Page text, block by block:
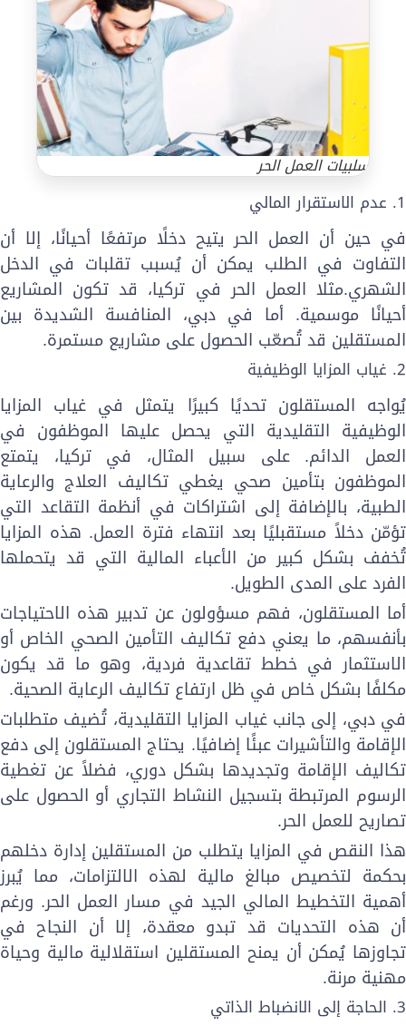
سلبيات العمل الحر
1. عدم الاستقرار المالي
في حين أن العمل الحر يتيح دخلًا مرتفعًا أحيانًا، إلا أن
التفاوت في الطلب يمكن أن يُسبب تقلبات في الدخل
الشهري.مثلا العمل الحر في تركيا، قد تكون المشاريع
أحيانًا موسمية. أما في دبي، المنافسة الشديدة بين
المستقلين قد تُصعّب الحصول على مشاريع مستمرة.
2. غياب المزايا الوظيفية
يُواجه المستقلون تحديًا كبيرًا يتمثل في غياب المزايا
الوظيفية التقليدية التي يحصل عليها الموظفون في
العمل الدائم. على سبيل المثال، في تركيا، يتمتع
الموظفون بتأمين صحي يغطي تكاليف العلاج والرعاية
الطبية، بالإضافة إلى اشتراكات في أنظمة التقاعد التي
تؤمّن دخلاً مستقبليًا بعد انتهاء فترة العمل. هذه المزايا
تُخفف بشكل كبير من الأعباء المالية التي قد يتحملها
الفرد على المدى الطويل.
أما المستقلون، فهم مسؤولون عن تدبير هذه الاحتياجات
بأنفسهم، ما يعني دفع تكاليف التأمين الصحي الخاص أو
الاستثمار في خطط تقاعدية فردية، وهو ما قد يكون
مكلفًا بشكل خاص في ظل ارتفاع تكاليف الرعاية الصحية.
في دبي، إلى جانب غياب المزايا التقليدية، تُضيف متطلبات
الإقامة والتأشيرات عبئًا إضافيًا. يحتاج المستقلون إلى دفع
تكاليف الإقامة وتجديدها بشكل دوري، فضلاً عن تغطية
الرسوم المرتبطة بتسجيل النشاط التجاري أو الحصول على
تصاريح للعمل الحر.
هذا النقص في المزايا يتطلب من المستقلين إدارة دخلهم
بحكمة لتخصيص مبالغ مالية لهذه الالتزامات، مما يُبرز
أهمية التخطيط المالي الجيد في مسار العمل الحر. ورغم
أن هذه التحديات قد تبدو معقدة، إلا أن النجاح في
تجاوزها يُمكن أن يمنح المستقلين استقلالية مالية وحياة
مهنية مرنة.
3. الحاجة إلى الانضباط الذاتي